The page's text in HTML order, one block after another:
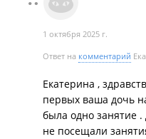
1 октября 2025 г.
Ответ на комментарий
Екатерина ,
первых ваша дочь
была одно занятие
не посещали